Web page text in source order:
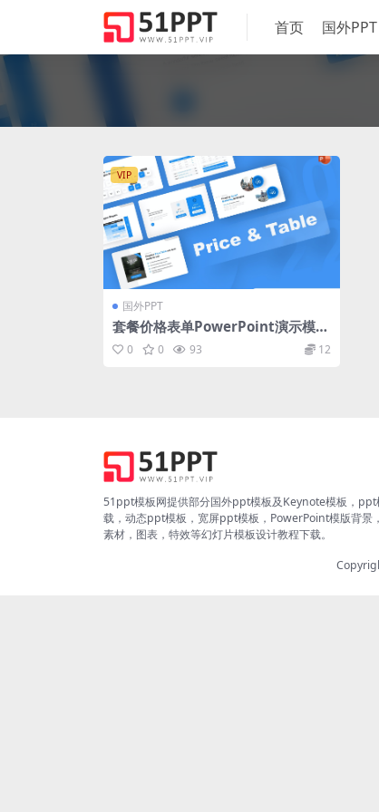
首页 国外PPT
VIP
国外PPT
套餐价格表单PowerPoint演示模板
Price & Table PowerPoint Temp
late
0 0 93 12
51ppt模板网提供部分国外ppt模板及Keynote模板，ppt
载，动态ppt模板，宽屏ppt模板，PowerPoint模版背景
素材，图表，特效等幻灯片模板设计教程下载。